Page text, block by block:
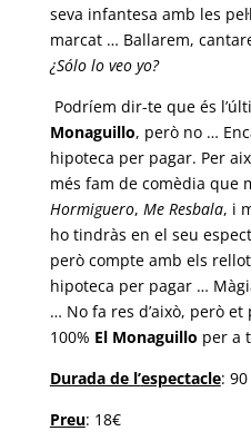
seva infantesa amb les
marcat … Ballarem,
¿Sólo lo veo yo?
Podríem dir-te que és
Monaguillo, però no …
hipoteca per pagar. Per
més fam de comèdia que
Hormiguero, Me Resbala, i
ho tindràs en el seu
però compte amb els
hipoteca per pagar …
… No fa res d’això, però
100% El Monaguillo per a
Durada de l’espectacle:
Preu: 18€